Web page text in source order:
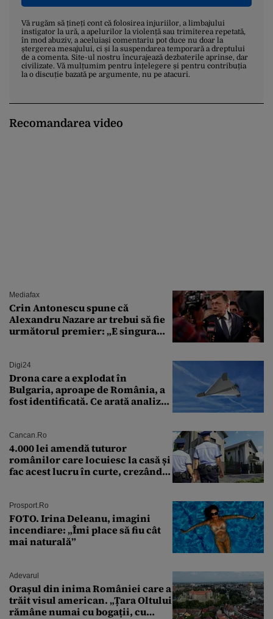
Vă rugăm să țineți cont că folosirea injuriilor, a limbajului
instigator la ură, a apelurilor la violență sau trimiterea repetată,
în mod abuziv, a aceluiași comentariu pot duce nu doar la
ștergerea mesajului, ci și la suspendarea temporară a dreptului
de a comenta. Site-ul nostru încurajează dezbaterile aprinse, dar
civilizate. Vă mulțumim pentru înțelegere și pentru contribuția
la o discuție bazată pe argumente, nu pe atacuri.
Recomandarea video
Mediafax
Crin Antonescu spune că
Alexandru Nazare ar trebui să fie
următorul premier: „E singura
Digi24
Drona care a explodat în
Bulgaria, aproape de România, a
fost identificată. Ce arată analiza
Cancan.ro
4.000 lei amendă tuturor
românilor care locuiesc la casă și
fac acest lucru în curte, crezând
Prosport.ro
FOTO. Irina Deleanu, imagini
incendiare: „Îmi place să fiu cât
mai naturală”
Adevarul
Orașul din inima României care a
trăit visul american. „Țara Oltului
rămâne numai cu bogații, cu